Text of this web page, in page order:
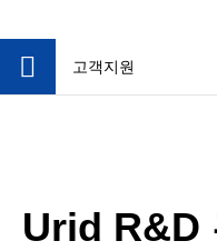
고객지원
Urid R&D